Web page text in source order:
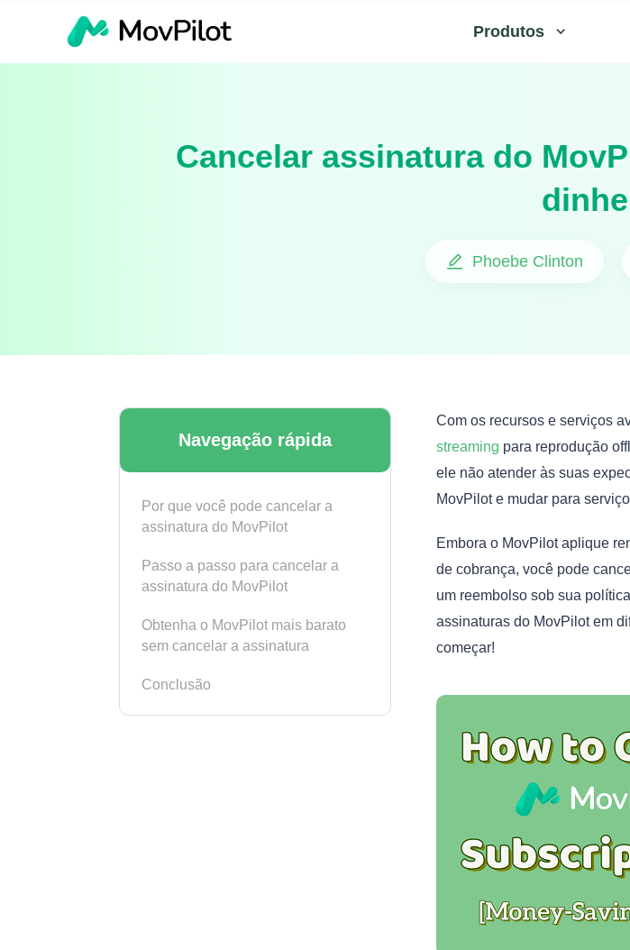
Produtos
Cancelar assinatura do
Phoebe Clinton
Navegação rápida
Por que você pode cancelar a
assinatura do MovPilot
Passo a passo para cancelar a
assinatura do MovPilot
Obtenha o MovPilot mais barato
sem cancelar a assinatura
Conclusão
Com os recursos e serviços
streaming para reprodução
ele não atender às suas
MovPilot e mudar para
Embora o MovPilot aplique
de cobrança, você pode
um reembolso sob sua
assinaturas do MovPilot em
começar!